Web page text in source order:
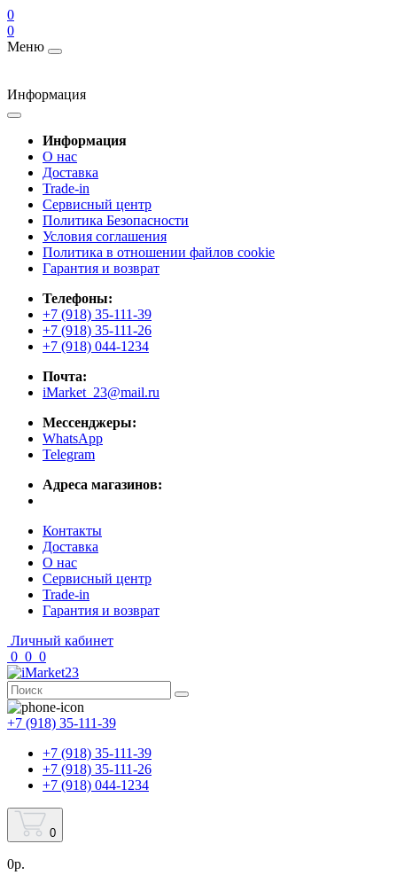
0
0
Меню
Информация
Информация
О нас
Доставка
Trade-in
Сервисный центр
Политика Безопасности
Условия соглашения
Политика в отношении файлов cookie
Гарантия и возврат
Телефоны:
+7 (918) 35-111-39
+7 (918) 35-111-26
+7 (918) 044-1234
Почта:
iMarket_23@mail.ru
Мессенджеры:
WhatsApp
Telegram
Адреса магазинов:
Контакты
Доставка
О нас
Сервисный центр
Trade-in
Гарантия и возврат
Личный кабинет
0 0 0
+7 (918) 35-111-39
+7 (918) 35-111-39
+7 (918) 35-111-26
+7 (918) 044-1234
0
0р.